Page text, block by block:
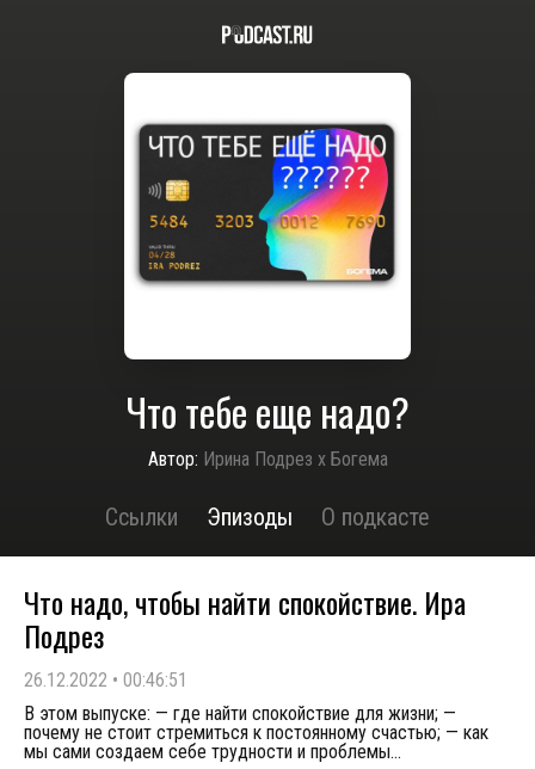
Что тебе еще надо?
Автор: Ирина Подрез х Богема
Ссылки Эпизоды О подкасте
Что надо, чтобы найти спокойствие. Ира
Подрез
26.12.2022 • 00:46:51
В этом выпуске: — где найти спокойствие для жизни; —
почему не стоит стремиться к постоянному счастью; — как
мы сами создаем себе трудности и проблемы...